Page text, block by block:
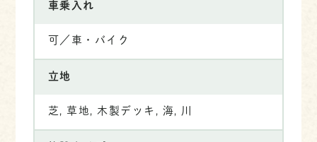
車乗入れ
可／車・バイク
立地
芝, 草地, 木製デッキ, 海, 川